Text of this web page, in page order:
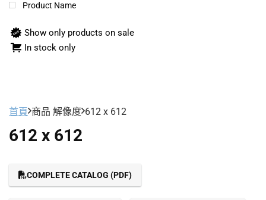
Product Name
Show only products on sale
In stock only
首頁 商品 解像度 612 x 612
612 x 612
COMPLETE CATALOG (PDF)